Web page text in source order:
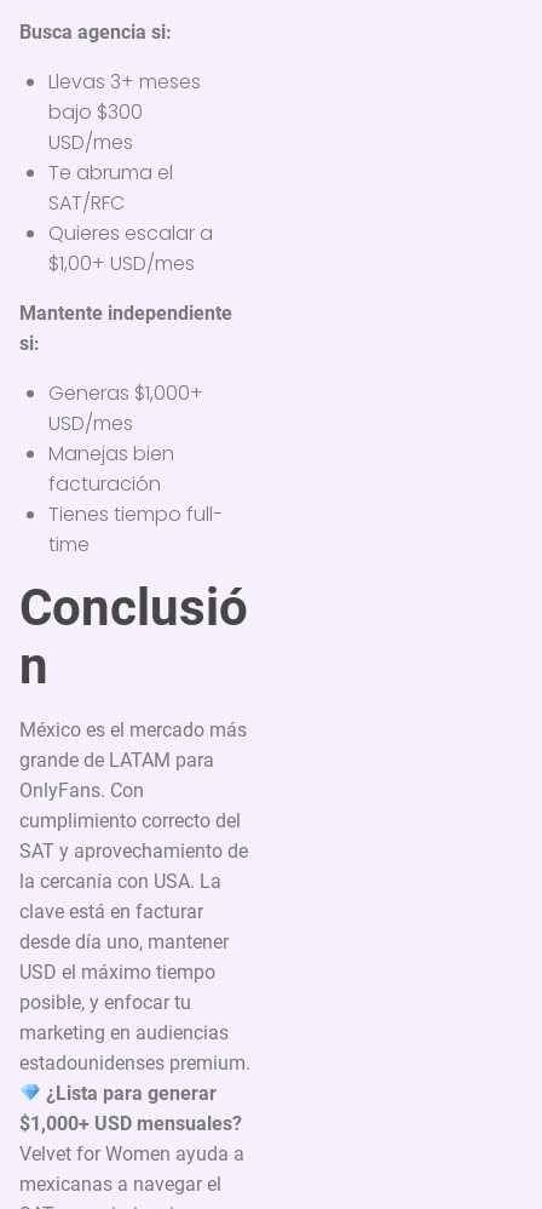
Busca agencia si:
Llevas 3+ meses
bajo $300
USD/mes
Te abruma el
SAT/RFC
Quieres escalar a
$1,00+ USD/mes
Mantente independiente
si:
Generas $1,000+
USD/mes
Manejas bien
facturación
Tienes tiempo full-
time
Conclusió
n
México es el mercado más
grande de LATAM para
OnlyFans. Con
cumplimiento correcto del
SAT y aprovechamiento de
la cercanía con USA. La
clave está en facturar
desde día uno, mantener
USD el máximo tiempo
posible, y enfocar tu
marketing en audiencias
estadounidenses premium.
¿Lista para generar
$1,000+ USD mensuales?
Velvet for Women ayuda a
mexicanas a navegar el